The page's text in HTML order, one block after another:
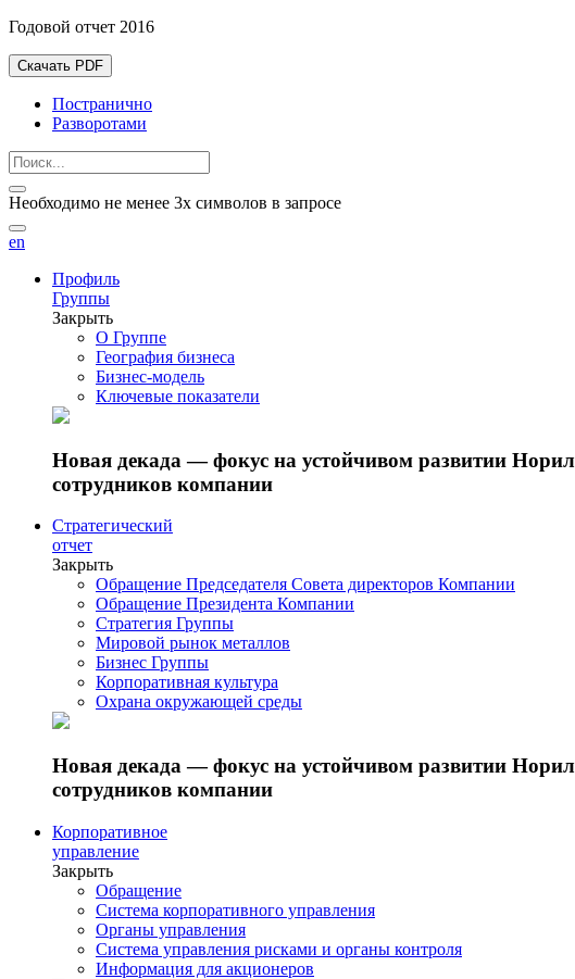
Годовой отчет 2016
Скачать PDF
Постранично
Разворотами
Необходимо не менее 3х символов в запросе
en
Профиль
Группы
Закрыть
О Группе
География бизнеса
Бизнес-модель
Ключевые показатели
Новая декада — фокус на устойчивом развитии
сотрудников компании
Стратегический
отчет
Закрыть
Обращение Председателя Совета директоров Компании
Обращение Президента Компании
Стратегия Группы
Мировой рынок металлов
Бизнес Группы
Корпоративная культура
Охрана окружающей среды
Новая декада — фокус на устойчивом развитии
сотрудников компании
Корпоративное
управление
Закрыть
Обращение
Система корпоративного управления
Органы управления
Система управления рисками и органы контроля
Информация для акционеров